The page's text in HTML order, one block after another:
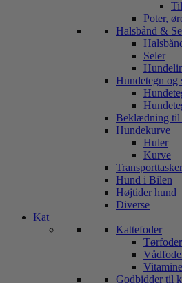
Poter,
Halsbånd &
Seler
Hundetegn og
Beklædning til
Hundekurve
Huler
Kurve
Hund i Bilen
Højtider hund
Diverse
Kat
Kattefoder
Godbidder til